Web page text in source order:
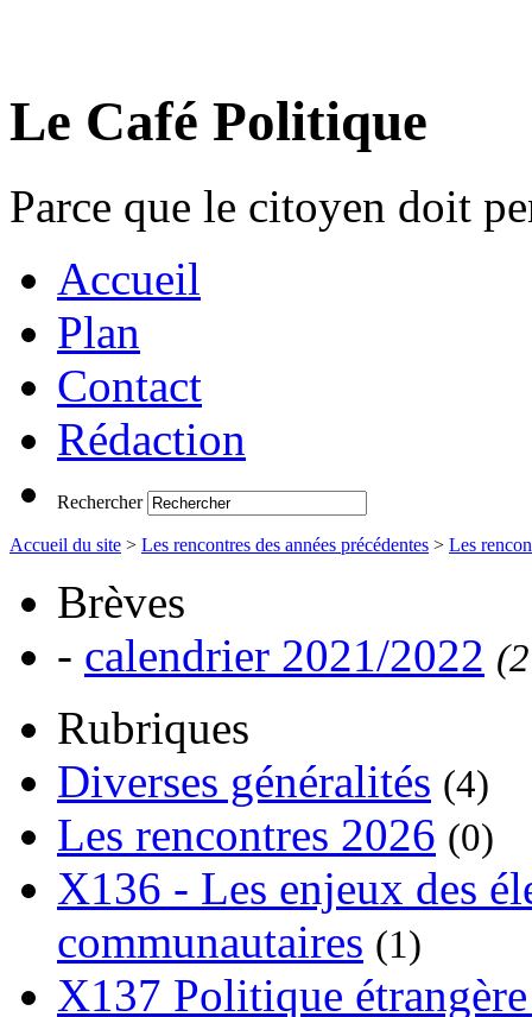
Le Café Politique
Parce que le citoyen doit
Accueil
Plan
Contact
Rédaction
Rechercher
Accueil du site > Les rencontres des années précédentes > Les
Brèves
- calendrier 2021/2022
Rubriques
Diverses généralités (4)
Les rencontres 2026 (0)
X136 - Les enjeux des
communautaires (1)
X137 Politique